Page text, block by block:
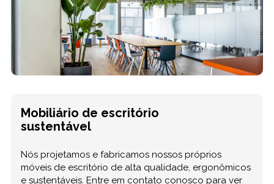
Mobiliário de escritório
sustentável
Nós projetamos e fabricamos nossos próprios
móveis de escritório de alta qualidade, ergonômicos
e sustentáveis. Entre em contato conosco para ver